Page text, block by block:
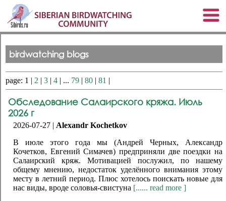
birdwatching blogs
page: 1 | 2 | 3 | 4 | ... 79 | 80 | 81 |
Обследование Салаирского кряжа. Июль
2026 г
2026-07-27 | Alexandr Kochetkov
В июле этого года мы (Андрей Черных, Александр
Кочетков, Евгений Симачев) предприняли две поездки на
Салаирский кряж. Мотивацией послужил, по нашему
общему мнению, недостаток уделённого внимания этому
месту в летний период. Плюс хотелось поискать новые для
нас виды, вроде соловья-свистуна [...... read more ]